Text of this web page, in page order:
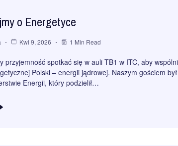
o Energetyce
Kwi 9, 2026 1 Min Read
przyjemność spotkać się w auli TB1 w ITC, aby
Polski – energii jądrowej. Naszym gościem
Energii, który podzielił…